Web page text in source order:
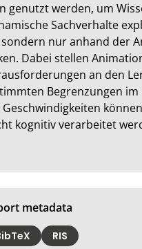
werden, um
Sachverhalte
nur anhand der
Dabei stellen
an den
Begrenzungen
kognitiv verarbeitet
metadata
RIS